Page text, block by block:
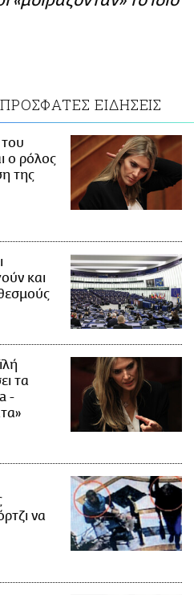
ΠΡΟΣΦΑΤΕΣ ΕΙΔΗΣΕΙΣ
του
ο ρόλος
της
και
τα
-
να